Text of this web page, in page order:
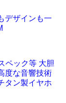
デザインも一
ペック等 大胆
度な音響技術
タン製イヤホ